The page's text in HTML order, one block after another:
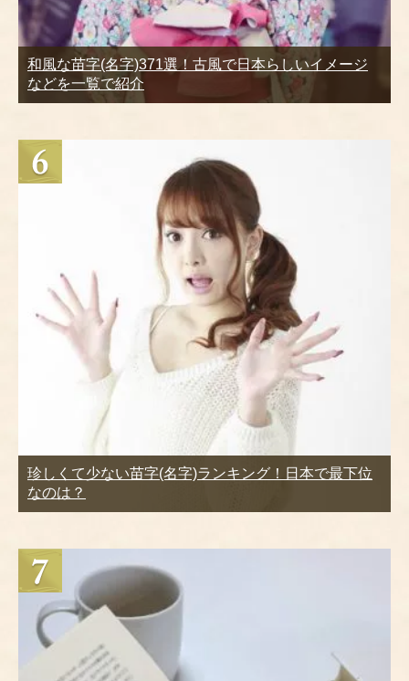
和風な苗字(名字)371選！古風で日本らしいイメージ
などを一覧で紹介
珍しくて少ない苗字(名字)ランキング！日本で最下位
なのは？